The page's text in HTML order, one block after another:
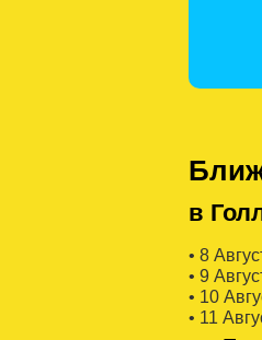
в
• 8
• 9
• 10
• 11